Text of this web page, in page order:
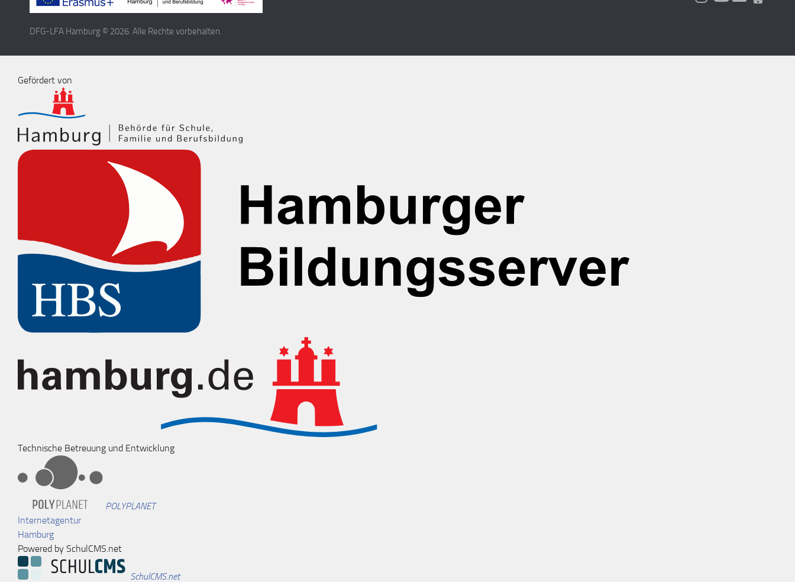
DFG-LFA Hamburg © 2026. Alle Rechte vorbehalten.
Gefördert von
Technische Betreuung und Entwicklung
POLYPLANET
Internetagentur
Hamburg
Powered by SchulCMS.net
SchulCMS.net